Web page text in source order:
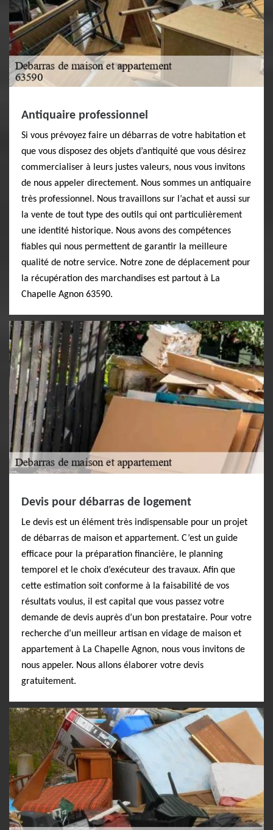
Antiquaire professionnel
Si vous prévoyez faire un débarras de votre habitation et
que vous disposez des objets d’antiquité que vous désirez
commercialiser à leurs justes valeurs, nous vous invitons
de nous appeler directement. Nous sommes un antiquaire
très professionnel. Nous travaillons sur l’achat et aussi sur
la vente de tout type des outils qui ont particulièrement
une identité historique. Nous avons des compétences
fiables qui nous permettent de garantir la meilleure
qualité de notre service. Notre zone de déplacement pour
la récupération des marchandises est partout à La
Chapelle Agnon 63590.
Devis pour débarras de logement
Le devis est un élément très indispensable pour un projet
de débarras de maison et appartement. C’est un guide
efficace pour la préparation financière, le planning
temporel et le choix d’exécuteur des travaux. Afin que
cette estimation soit conforme à la faisabilité de vos
résultats voulus, il est capital que vous passez votre
demande de devis auprès d’un bon prestataire. Pour votre
recherche d’un meilleur artisan en vidage de maison et
appartement à La Chapelle Agnon, nous vous invitons de
nous appeler. Nous allons élaborer votre devis
gratuitement.